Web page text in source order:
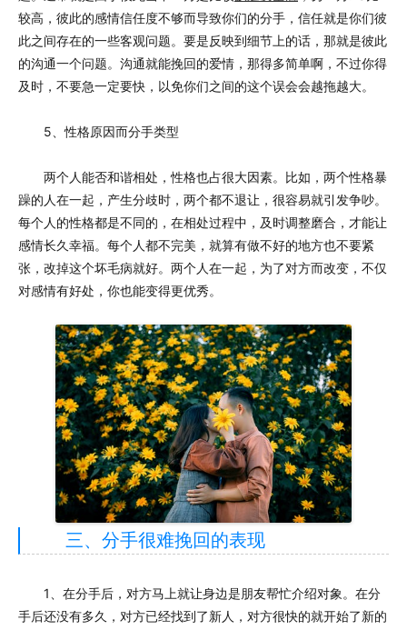
较高，彼此的感情信任度不够而导致你们的分手，信任就是你们彼
此之间存在的一些客观问题。要是反映到细节上的话，那就是彼此
的沟通一个问题。沟通就能挽回的爱情，那得多简单啊，不过你得
及时，不要急一定要快，以免你们之间的这个误会会越拖越大。
5、性格原因而分手类型
两个人能否和谐相处，性格也占很大因素。比如，两个性格暴
躁的人在一起，产生分歧时，两个都不退让，很容易就引发争吵。
每个人的性格都是不同的，在相处过程中，及时调整磨合，才能让
感情长久幸福。每个人都不完美，就算有做不好的地方也不要紧
张，改掉这个坏毛病就好。两个人在一起，为了对方而改变，不仅
对感情有好处，你也能变得更优秀。
三、分手很难挽回的表现
1、在分手后，对方马上就让身边是朋友帮忙介绍对象。在分
手后还没有多久，对方已经找到了新人，对方很快的就开始了新的